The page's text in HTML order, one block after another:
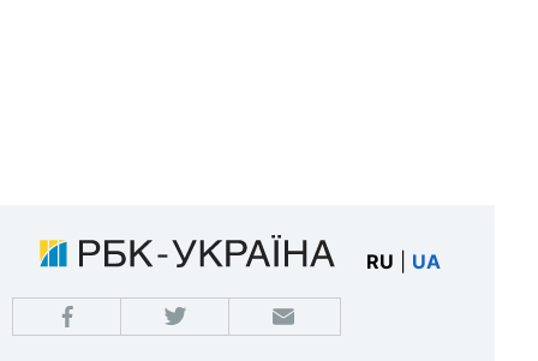
RU UA